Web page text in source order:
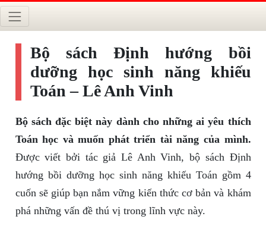
Bộ sách Định hướng bồi
dưỡng học sinh năng khiếu
Toán – Lê Anh Vinh
Bộ sách đặc biệt này dành cho những ai yêu thích
Toán học và muốn phát triển tài năng của mình.
Được viết bởi tác giả Lê Anh Vinh, bộ sách Định
hướng bồi dưỡng học sinh năng khiếu Toán gồm 4
cuốn sẽ giúp bạn nắm vững kiến thức cơ bản và khám
phá những vấn đề thú vị trong lĩnh vực này.